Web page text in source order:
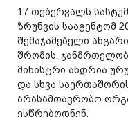
17 თებერვალს
ზრუნვის სააგენტომ
შემაჯამებელი
შრომის,
მინისტრი ანდრია
და სხვა
არასამთავრობო
ესწრებოდნენ.